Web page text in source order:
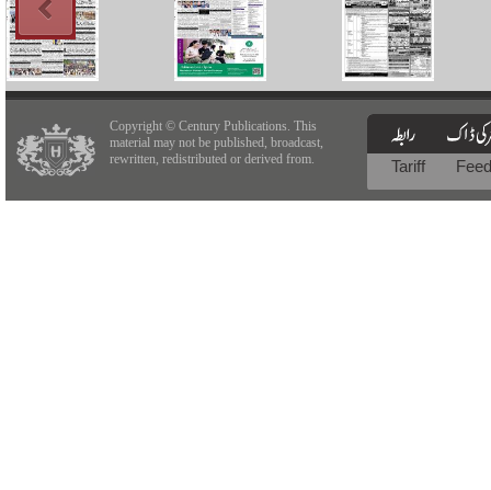
Copyright © Century Publications. This
material may not be published, broadcast,
rewritten, redistributed or derived from.
Tariff